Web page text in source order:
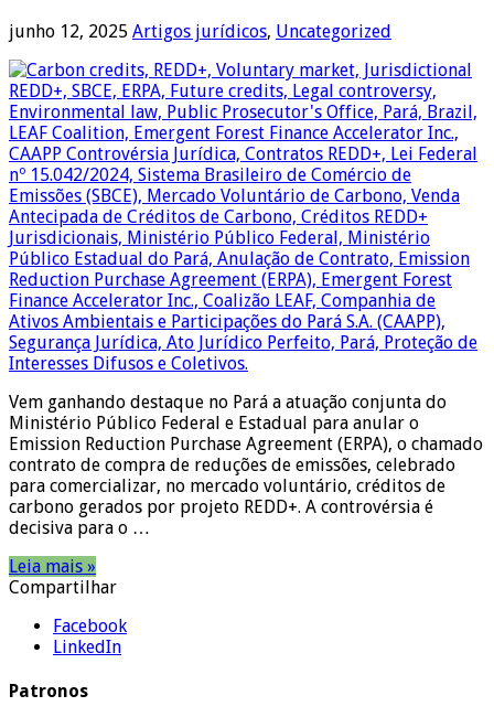
junho 12, 2025 Artigos jurídicos, Uncategorized
Vem ganhando destaque no Pará a atuação conjunta do
Ministério Público Federal e Estadual para anular o
Emission Reduction Purchase Agreement (ERPA), o chamado
contrato de compra de reduções de emissões, celebrado
para comercializar, no mercado voluntário, créditos de
carbono gerados por projeto REDD+. A controvérsia é
decisiva para o …
Leia mais »
Compartilhar
Facebook
LinkedIn
Patronos